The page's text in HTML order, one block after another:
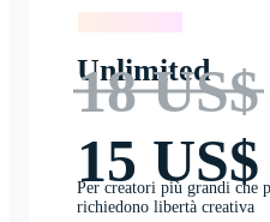
Unlimited
18 US$
15 US$
Per creatori più grandi che
richiedono libertà creativa